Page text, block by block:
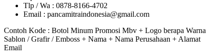
Tlp / Wa : 0878-8166-4702
Email : pancamitraindonesia@gmail.com
Contoh Kode : Botol Minum Promosi Mbv + Logo berapa Warna
Sablon / Grafir / Emboss + Nama + Nama Perusahaan + Alamat
Email